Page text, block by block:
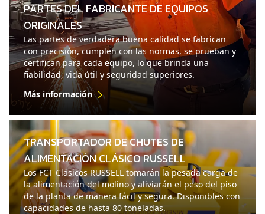
PARTES DEL FABRICANTE DE EQUIPOS
ORIGINALES
Las partes de verdadera buena calidad se fabrican
con precisión, cumplen con las normas, se prueban y
certifican para cada equipo, lo que brinda una
fiabilidad, vida útil y seguridad superiores.
Más información
TRANSPORTADOR DE CHUTES DE
ALIMENTACIÓN CLÁSICO RUSSELL
Los FCT Clásicos RUSSELL tomarán la pesada carga de
la alimentación del molino y aliviarán el peso del piso
de la planta de manera fácil y segura. Disponibles con
capacidades de hasta 80 toneladas.